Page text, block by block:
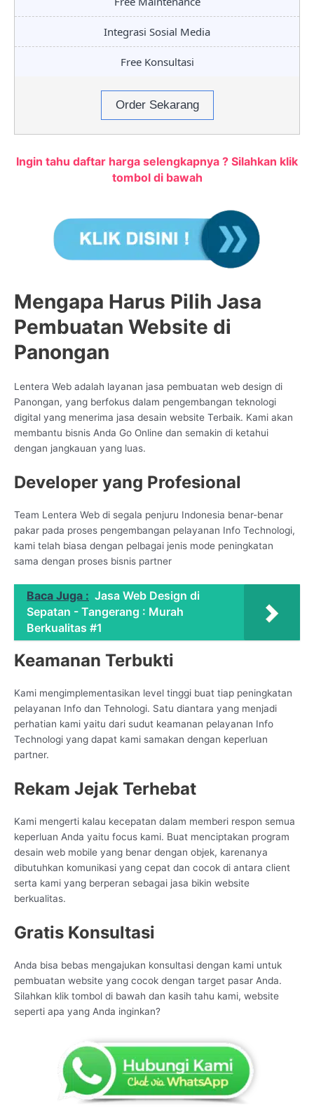
Integrasi Sosial Media
Free Konsultasi
Order Sekarang
Ingin tahu daftar harga selengkapnya ? Silahkan klik
tombol di bawah
Mengapa Harus Pilih Jasa
Pembuatan Website di
Panongan
Lentera Web adalah layanan jasa pembuatan web design di
Panongan, yang berfokus dalam pengembangan teknologi
digital yang menerima jasa desain website Terbaik. Kami akan
membantu bisnis Anda Go Online dan semakin di ketahui
dengan jangkauan yang luas.
Developer yang Profesional
Team Lentera Web di segala penjuru Indonesia benar-benar
pakar pada proses pengembangan pelayanan Info Technologi,
kami telah biasa dengan pelbagai jenis mode peningkatan
sama dengan proses bisnis partner
Baca Juga : Jasa Web Design di
Sepatan - Tangerang : Murah
Berkualitas #1
Keamanan Terbukti
Kami mengimplementasikan level tinggi buat tiap peningkatan
pelayanan Info dan Tehnologi. Satu diantara yang menjadi
perhatian kami yaitu dari sudut keamanan pelayanan Info
Technologi yang dapat kami samakan dengan keperluan
partner.
Rekam Jejak Terhebat
Kami mengerti kalau kecepatan dalam memberi respon semua
keperluan Anda yaitu focus kami. Buat menciptakan program
desain web mobile yang benar dengan objek, karenanya
dibutuhkan komunikasi yang cepat dan cocok di antara client
serta kami yang berperan sebagai jasa bikin website
berkualitas.
Gratis Konsultasi
Anda bisa bebas mengajukan konsultasi dengan kami untuk
pembuatan website yang cocok dengan target pasar Anda.
Silahkan klik tombol di bawah dan kasih tahu kami, website
seperti apa yang Anda inginkan?